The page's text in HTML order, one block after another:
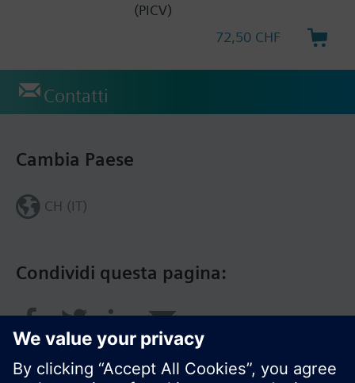
(PICV)
72,50 CHF
Contatti
Condividi questa pagina:
Cambia Paese
CH (IT)